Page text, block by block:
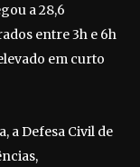
a 28,6
entre 3h e 6h
em curto
a Defesa Civil de